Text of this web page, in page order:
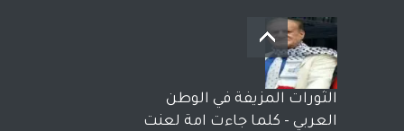
بعد معارك قضائية طاحنة كتب
وترافع فيها بنفسه مرة اخرى..
الشيخ طارق يوسف يقهر
الحكومة الأمريكية ، فأعطوه
الجنسية عن يد وهم صاغرون،
الثورات المزيفة في الوطن
العربي - كلما جاءت امة لعنت